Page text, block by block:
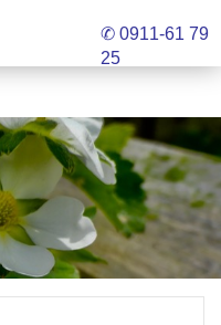
✆ 0911-61 79
25